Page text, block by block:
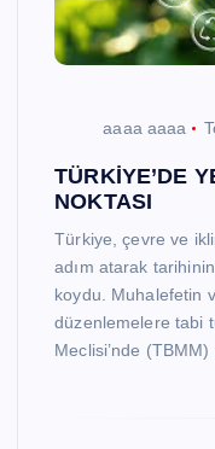
aaaa aaaa
TÜRKİYE’DE
NOKTASI
Türkiye, çevre ve
adım atarak
koydu. Muhalefetin
düzenlemelere tabi
Meclisi’nde